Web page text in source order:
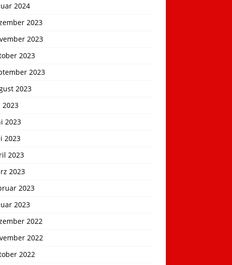
2024
2023
2023
2023
2023
2023
2023
2023
2023
2023
2023
2023
2023
2022
2022
2022